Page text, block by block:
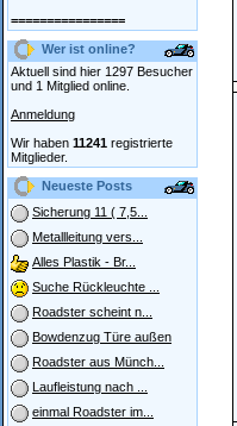
================
Wer ist online?
Aktuell sind hier 1297 Besucher
und 1 Mitglied online.
Anmeldung
Wir haben 11241 registrierte
Mitglieder.
Neueste Posts
Sicherung 11 ( 7,5...
Metallleitung vers...
Alles Plastik - Br...
Suche Rückleuchte ...
Roadster scheint n...
Bowdenzug Türe außen
Roadster aus Münch...
Laufleistung nach ...
einmal Roadster im...